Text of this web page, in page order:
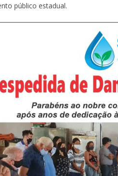
público estadual.